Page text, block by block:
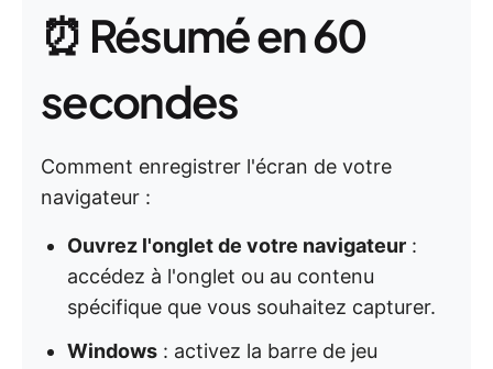
⏰ Résumé en 60
secondes
Comment enregistrer l'écran de votre
navigateur :
Ouvrez l'onglet de votre navigateur :
accédez à l'onglet ou au contenu
spécifique que vous souhaitez capturer.
Windows : activez la barre de jeu